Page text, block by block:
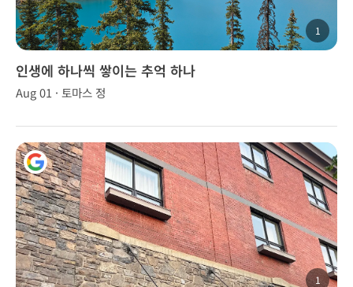
1
인생에 하나씩 쌓이는 추억 하나
Aug 01 · 토마스 정
1